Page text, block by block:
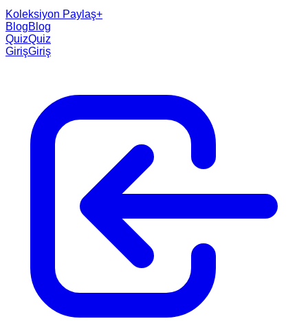
Koleksiyon Paylaş+
BlogBlog
QuizQuiz
GirişGiriş